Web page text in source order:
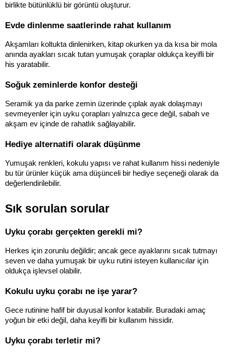
birlikte bütünlüklü bir görüntü oluşturur.
Evde dinlenme saatlerinde rahat kullanım
Akşamları koltukta dinlenirken, kitap okurken ya da kısa bir mola
anında ayakları sıcak tutan yumuşak çoraplar oldukça keyifli bir
his yaratabilir.
Soğuk zeminlerde konfor desteği
Seramik ya da parke zemin üzerinde çıplak ayak dolaşmayı
sevmeyenler için uyku çorapları yalnızca gece değil, sabah ve
akşam ev içinde de rahatlık sağlayabilir.
Hediye alternatifi olarak düşünme
Yumuşak renkleri, kokulu yapısı ve rahat kullanım hissi nedeniyle
bu tür ürünler küçük ama düşünceli bir hediye seçeneği olarak da
değerlendirilebilir.
Sık sorulan sorular
Uyku çorabı gerçekten gerekli mi?
Herkes için zorunlu değildir; ancak gece ayaklarını sıcak tutmayı
seven ve daha yumuşak bir uyku rutini isteyen kullanıcılar için
oldukça işlevsel olabilir.
Kokulu uyku çorabı ne işe yarar?
Gece rutinine hafif bir duyusal konfor katabilir. Buradaki amaç
yoğun bir etki değil, daha keyifli bir kullanım hissidir.
Uyku çorabı terletir mi?